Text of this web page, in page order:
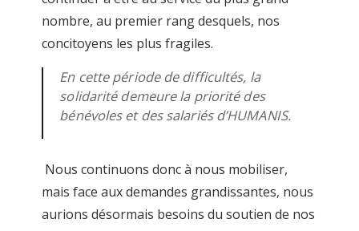
nombre, au premier rang desquels, nos
concitoyens les plus fragiles.
En cette période de difficultés, la
solidarité demeure la priorité des
bénévoles et des salariés d’HUMANIS.
Nous continuons donc à nous mobiliser,
mais face aux demandes grandissantes, nous
aurions désormais besoins du soutien de nos